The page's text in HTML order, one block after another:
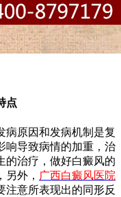
点
原因和发病机制是复
响导致病情的加重，治
的治疗，做好白癜风的
外， 广西白癜风医院
注意所表现出的同形反